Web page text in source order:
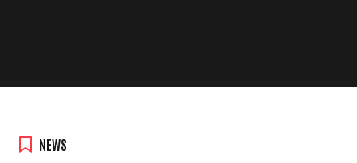
NEWS